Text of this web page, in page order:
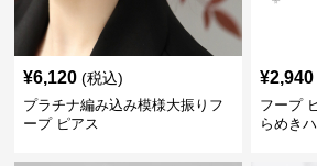
¥6,120 (税込)
プラチナ編み込み模様大振りフ
ープ ピアス
¥2,940
フープ
らめき